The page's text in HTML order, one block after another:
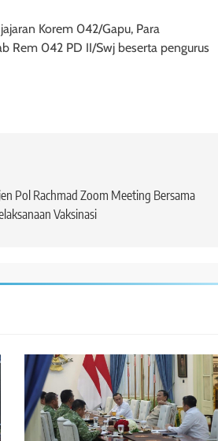
Korem 042/Gapu, Para
Rem 042 PD II/Swj beserta pengurus
Pol Rachmad Zoom Meeting Bersama
Vaksinasi